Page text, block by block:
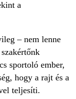
a
– nem lenne
sportoló ember,
hogy a rajt és a
teljesíti.